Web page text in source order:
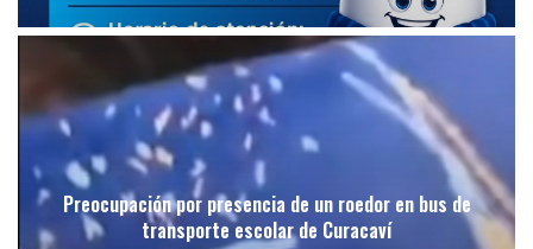
Preocupación por presencia de un roedor en bus de
transporte escolar de Curacaví